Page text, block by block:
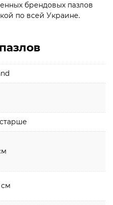
брендовых пазлов
по всей Украине.
см